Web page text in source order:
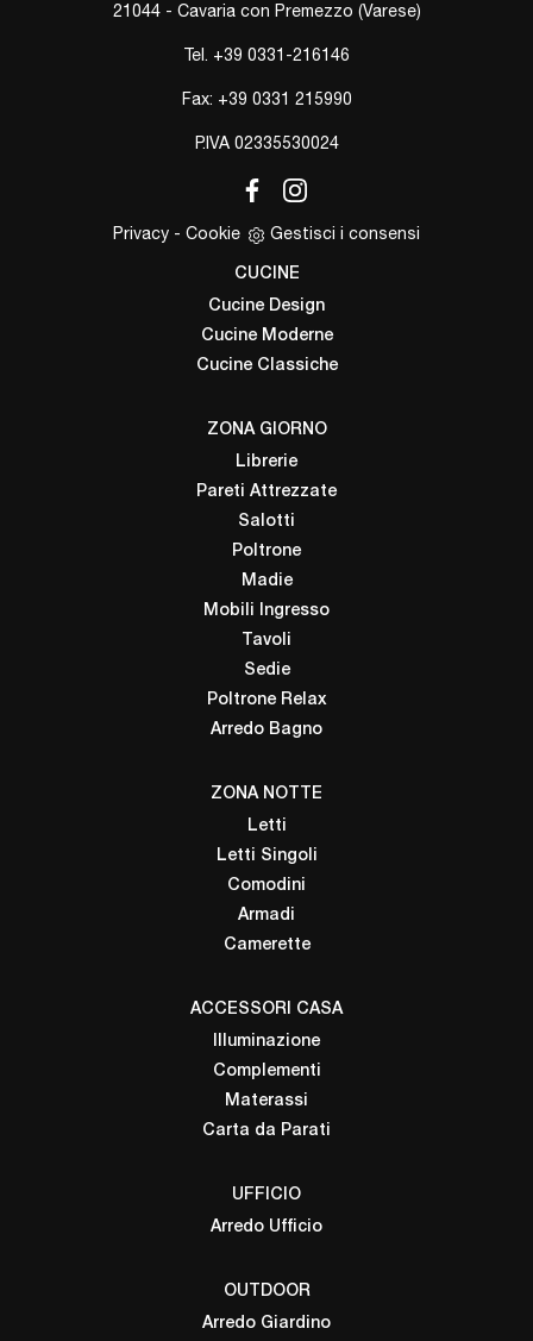
21044 - Cavaria con Premezzo (Varese)
Tel. +39 0331-216146
Fax: +39 0331 215990
P.IVA 02335530024
Privacy - Cookie Gestisci i consensi
CUCINE
Cucine Design
Cucine Moderne
Cucine Classiche
ZONA GIORNO
Librerie
Pareti Attrezzate
Salotti
Poltrone
Madie
Mobili Ingresso
Tavoli
Sedie
Poltrone Relax
Arredo Bagno
ZONA NOTTE
Letti
Letti Singoli
Comodini
Armadi
Camerette
ACCESSORI CASA
Illuminazione
Complementi
Materassi
Carta da Parati
UFFICIO
Arredo Ufficio
OUTDOOR
Arredo Giardino